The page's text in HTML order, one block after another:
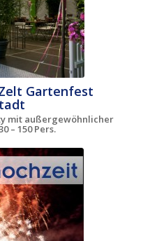
Gartenfest
mit außergewöhnlicher
– 150 Pers.